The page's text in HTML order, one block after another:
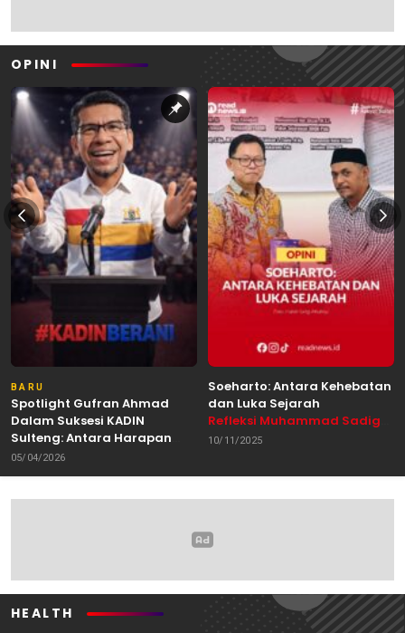
OPINI
BARU
Spotlight Gufran Ahmad
Dalam Suksesi KADIN
Sulteng: Antara Harapan
dan Kebutuhan Perubahan
Oleh: Anshar Munir
05/04/2026
Soeharto: Antara Kehebatan
dan Luka Sejarah
Refleksi Muhammad Sadig
Alhabsyie, Akademisi UIN
Pemerhati Gerakan
10/11/2025
HEALTH